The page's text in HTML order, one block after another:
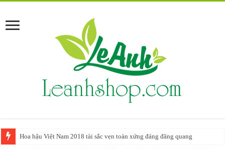
Hoa hậu Việt Nam 2018 tài sắc vẹn toàn xứng đáng đăng quang